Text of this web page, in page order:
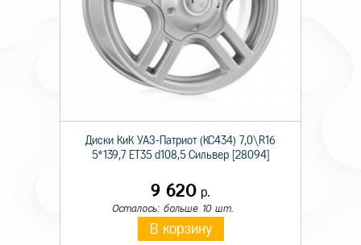
Диски КиК УАЗ-Патриот (КС434) 7,0\R16
5*139,7 ET35 d108,5 Сильвер [28094]
9 620 р.
Осталось: больше 10 шт.
В корзину